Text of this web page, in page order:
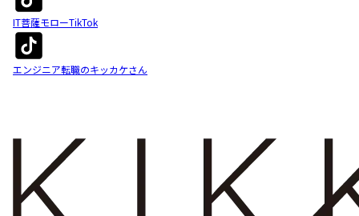
IT菩薩モローTikTok
エンジニア転職のキッカケさん